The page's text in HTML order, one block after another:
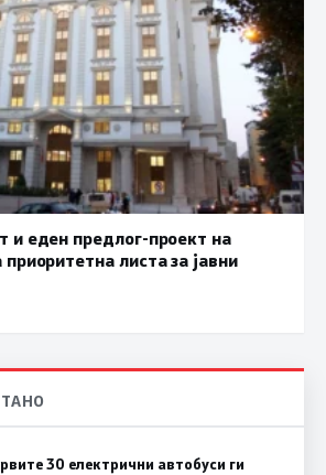
и еден предлог-проект на
листа за јавни
30 електрични автобуси ги